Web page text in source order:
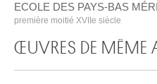
ECOLE DES PAYS-BAS
première moitié XVIIe siècle
ŒUVRES DE MÊME